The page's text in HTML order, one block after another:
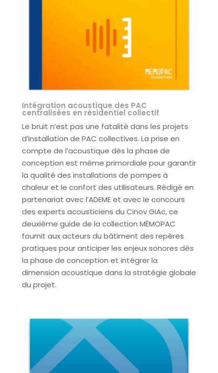
Intégration acoustique des PAC
centralisées en résidentiel collectif
Le bruit n’est pas une fatalité dans les projets
d’installation de PAC collectives. La prise en
compte de l’acoustique dès la phase de
conception est même primordiale pour garantir
la qualité des installations de pompes à
chaleur et le confort des utilisateurs. Rédigé en
partenariat avec l’ADEME et avec le concours
des experts acousticiens du Cinov GIAc, ce
deuxième guide de la collection MÉMOPAC
fournit aux acteurs du bâtiment des repères
pratiques pour anticiper les enjeux sonores dès
la phase de conception et intégrer la
dimension acoustique dans la stratégie globale
du projet.